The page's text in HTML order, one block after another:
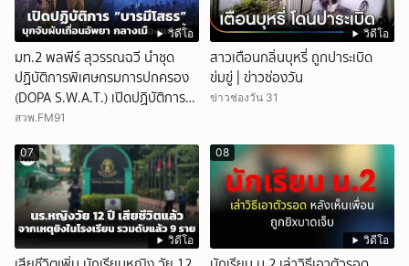
วิดีโอ
มท.2 พลพีร์ สุวรรณฉวี นำชุด
ปฏิบัติการพิเศษกรมการปกครอง
(DOPA S.W.A.T.) เปิดปฏิบัติการ
“บารมีโสธร” บุกจับผับเถื่อนอัพยา
อนุญาต
สวพ.FM91
วิดีโอ
สาวเตือนกลิ่นบุหรี่ ถูกปาระเบิด
ข่มขู่ | ข่าวช่องวัน
ข่าวช่องวัน 31
วิดีโอ
07
วิดีโอ
08